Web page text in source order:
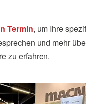
Termin, um Ihre
und mehr
zu erfahren.